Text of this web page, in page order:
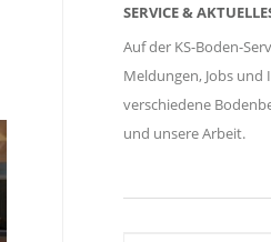
SERVICE &
Auf der KS-Boden-
Meldungen, Jobs
verschiedene
und unsere Arbeit.